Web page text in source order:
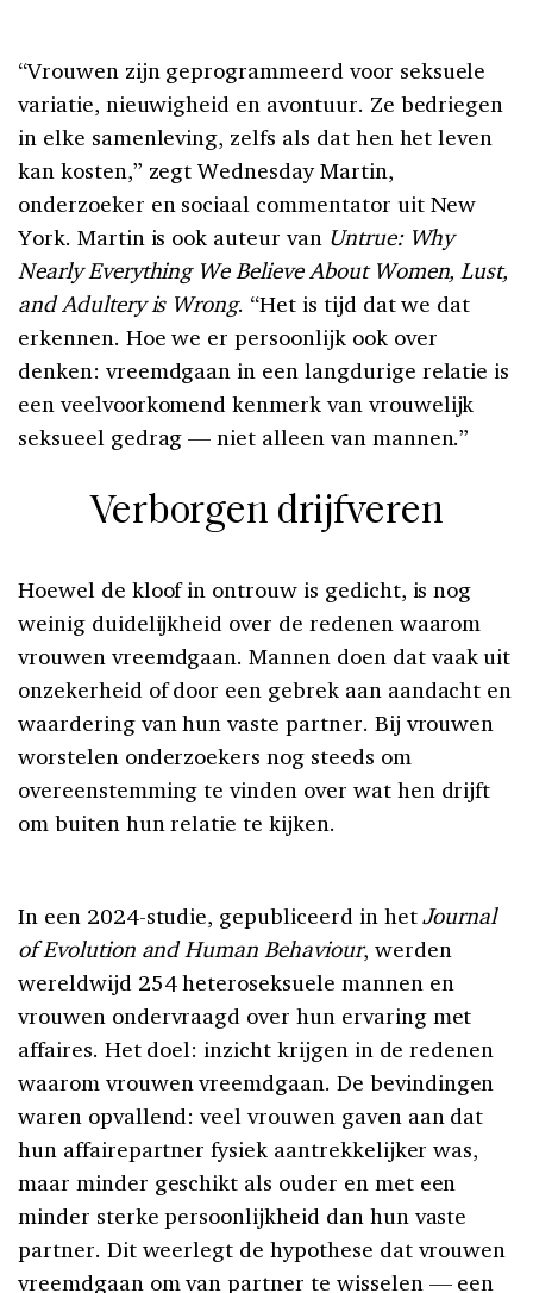
“Vrouwen zijn geprogrammeerd voor seksuele
variatie, nieuwigheid en avontuur. Ze bedriegen
in elke samenleving, zelfs als dat hen het leven
kan kosten,” zegt Wednesday Martin,
onderzoeker en sociaal commentator uit New
York. Martin is ook auteur van Untrue: Why
Nearly Everything We Believe About Women, Lust,
and Adultery is Wrong. “Het is tijd dat we dat
erkennen. Hoe we er persoonlijk ook over
denken: vreemdgaan in een langdurige relatie is
een veelvoorkomend kenmerk van vrouwelijk
seksueel gedrag — niet alleen van mannen.”
Verborgen drijfveren
Hoewel de kloof in ontrouw is gedicht, is nog
weinig duidelijkheid over de redenen waarom
vrouwen vreemdgaan. Mannen doen dat vaak uit
onzekerheid of door een gebrek aan aandacht en
waardering van hun vaste partner. Bij vrouwen
worstelen onderzoekers nog steeds om
overeenstemming te vinden over wat hen drijft
om buiten hun relatie te kijken.
In een 2024-studie, gepubliceerd in hetJournal
of Evolution and Human Behaviour, werden
wereldwijd 254 heteroseksuele mannen en
vrouwen ondervraagd over hun ervaring met
affaires. Het doel: inzicht krijgen in de redenen
waarom vrouwen vreemdgaan. De bevindingen
waren opvallend: veel vrouwen gaven aan dat
hun affairepartner fysiek aantrekkelijker was,
maar minder geschikt als ouder en met een
minder sterke persoonlijkheid dan hun vaste
partner. Dit weerlegt de hypothese dat vrouwen
vreemdgaan om van partner te wisselen — een